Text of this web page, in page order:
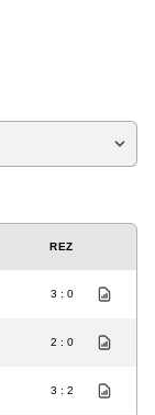
REZ
3 : 0
2 : 0
3 : 2